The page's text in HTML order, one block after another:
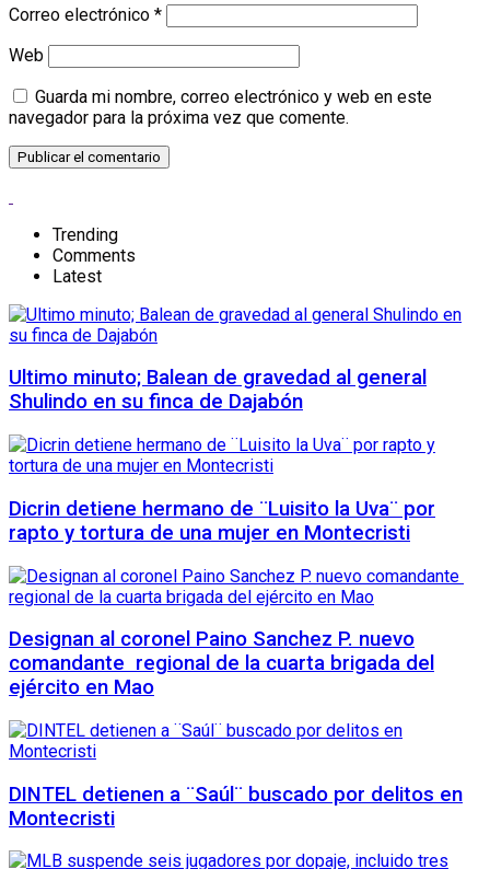
Correo electrónico *
Web
Guarda mi nombre, correo electrónico y web en este
navegador para la próxima vez que comente.
Trending
Comments
Latest
Ultimo minuto; Balean de gravedad al general
Shulindo en su finca de Dajabón
Dicrin detiene hermano de ¨Luisito la Uva¨ por
rapto y tortura de una mujer en Montecristi
Designan al coronel Paino Sanchez P. nuevo
comandante regional de la cuarta brigada del
ejército en Mao
DINTEL detienen a ¨Saúl¨ buscado por delitos en
Montecristi